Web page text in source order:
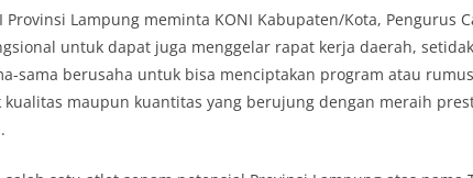
Lampung meminta KONI Kabupaten/Kota, Pengurus
untuk dapat juga menggelar rapat kerja daerah,
sama berusaha untuk bisa menciptakan program atau
maupun kuantitas yang berujung dengan meraih